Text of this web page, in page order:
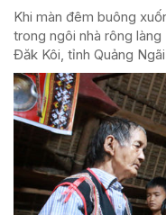
Khi màn đêm buông
trong ngôi nhà rông
Đăk Kôi, tỉnh Quảng